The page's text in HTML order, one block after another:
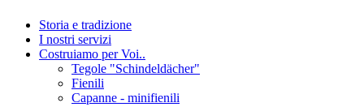
Storia e tradizione
I nostri servizi
Costruiamo per Voi..
Tegole "Schindeldächer"
Fienili
Capanne - minifienili